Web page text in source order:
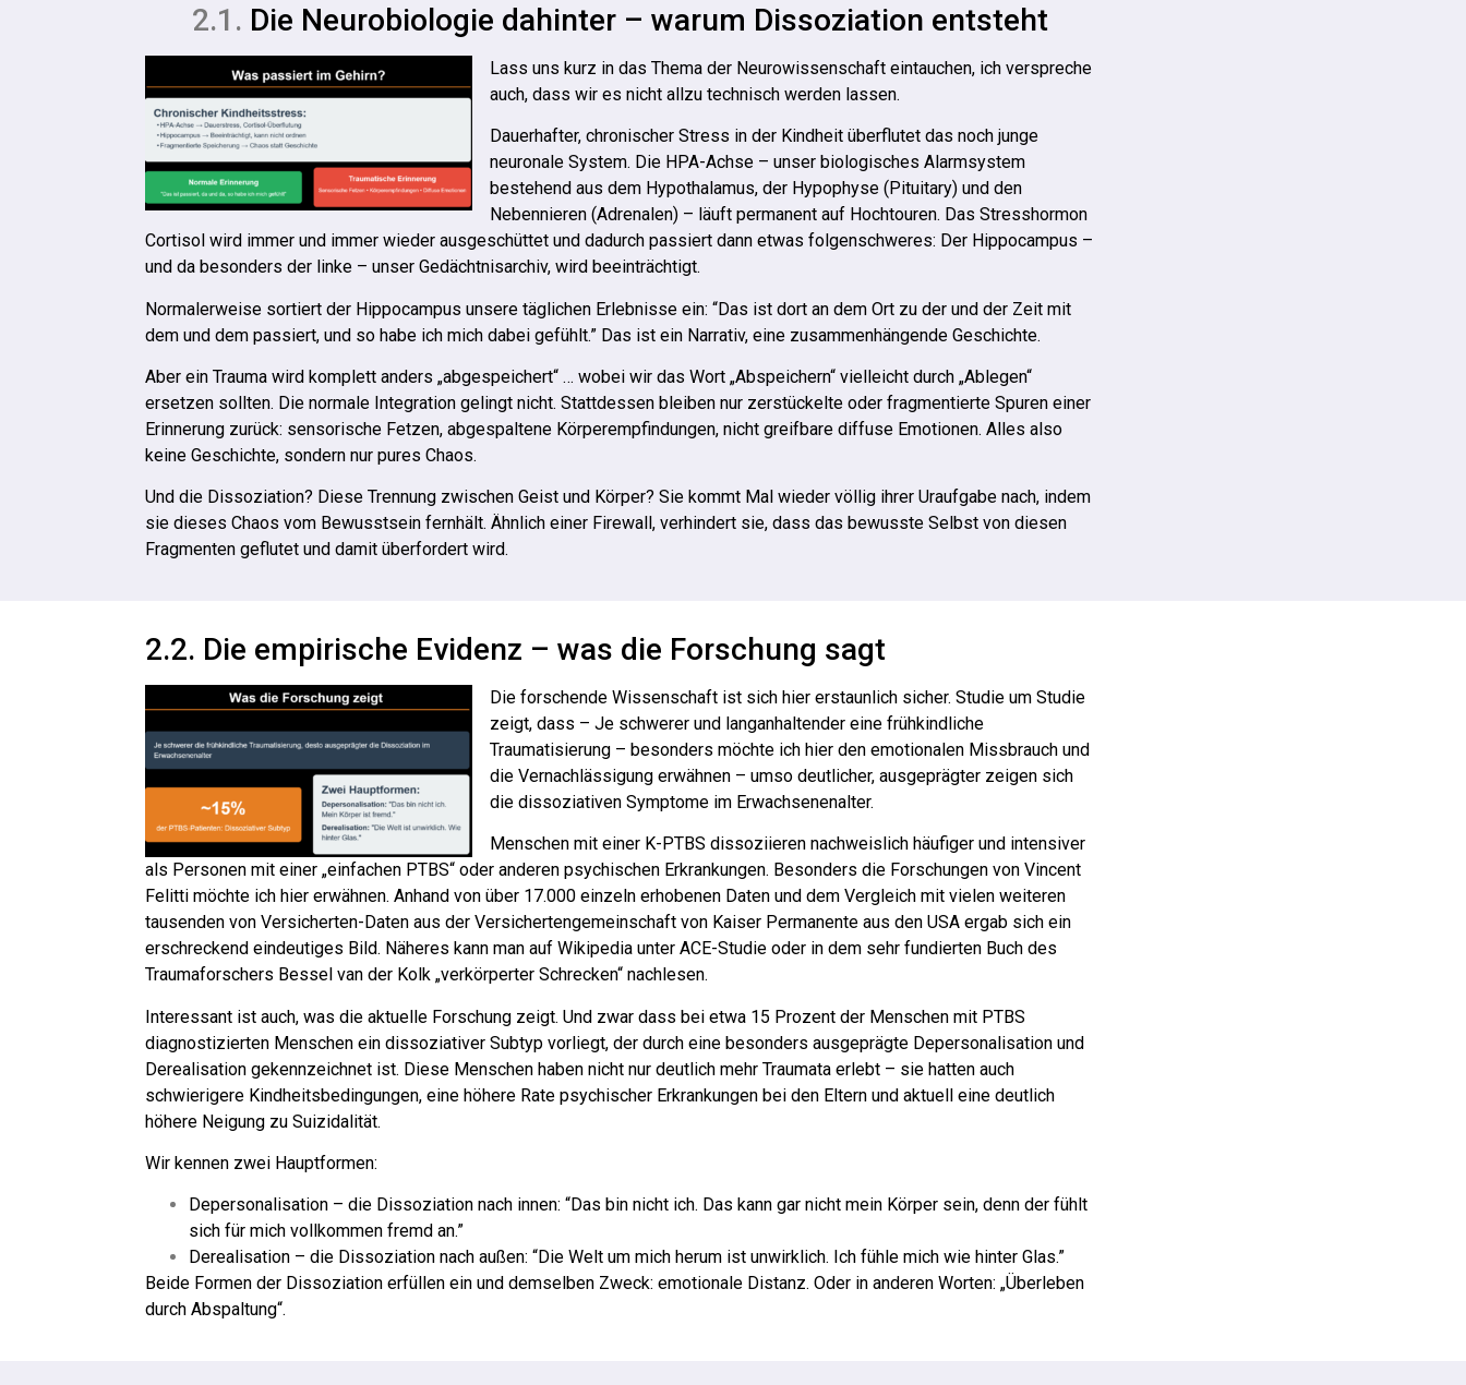
2.1. Die Neurobiologie dahinter – warum Dissoziation entsteht
Lass uns kurz in das Thema der Neurowissenschaft eintauchen, ich verspreche
auch, dass wir es nicht allzu technisch werden lassen.
Dauerhafter, chronischer Stress in der Kindheit überflutet das noch junge
neuronale System. Die HPA-Achse – unser biologisches Alarmsystem
bestehend aus dem Hypothalamus, der Hypophyse (Pituitary) und den
Nebennieren (Adrenalen) – läuft permanent auf Hochtouren. Das Stresshormon
Cortisol wird immer und immer wieder ausgeschüttet und dadurch passiert dann etwas folgenschweres: Der Hippocampus –
und da besonders der linke – unser Gedächtnisarchiv, wird beeinträchtigt.
Normalerweise sortiert der Hippocampus unsere täglichen Erlebnisse ein: “Das ist dort an dem Ort zu der und der Zeit mit
dem und dem passiert, und so habe ich mich dabei gefühlt.” Das ist ein Narrativ, eine zusammenhängende Geschichte.
Aber ein Trauma wird komplett anders „abgespeichert“ … wobei wir das Wort „Abspeichern“ vielleicht durch „Ablegen“
ersetzen sollten. Die normale Integration gelingt nicht. Stattdessen bleiben nur zerstückelte oder fragmentierte Spuren einer
Erinnerung zurück: sensorische Fetzen, abgespaltene Körperempfindungen, nicht greifbare diffuse Emotionen. Alles also
keine Geschichte, sondern nur pures Chaos.
Und die Dissoziation? Diese Trennung zwischen Geist und Körper? Sie kommt Mal wieder völlig ihrer Uraufgabe nach, indem
sie dieses Chaos vom Bewusstsein fernhält. Ähnlich einer Firewall, verhindert sie, dass das bewusste Selbst von diesen
Fragmenten geflutet und damit überfordert wird.
2.2. Die empirische Evidenz – was die Forschung sagt
Die forschende Wissenschaft ist sich hier erstaunlich sicher. Studie um Studie
zeigt, dass – Je schwerer und langanhaltender eine frühkindliche
Traumatisierung – besonders möchte ich hier den emotionalen Missbrauch und
die Vernachlässigung erwähnen – umso deutlicher, ausgeprägter zeigen sich
die dissoziativen Symptome im Erwachsenenalter.
Menschen mit einer K-PTBS dissoziieren nachweislich häufiger und intensiver
als Personen mit einer „einfachen PTBS“ oder anderen psychischen Erkrankungen. Besonders die Forschungen von Vincent
Felitti möchte ich hier erwähnen. Anhand von über 17.000 einzeln erhobenen Daten und dem Vergleich mit vielen weiteren
tausenden von Versicherten-Daten aus der Versichertengemeinschaft von Kaiser Permanente aus den USA ergab sich ein
erschreckend eindeutiges Bild. Näheres kann man auf Wikipedia unter ACE-Studie oder in dem sehr fundierten Buch des
Traumaforschers Bessel van der Kolk „verkörperter Schrecken“ nachlesen.
Interessant ist auch, was die aktuelle Forschung zeigt. Und zwar dass bei etwa 15 Prozent der Menschen mit PTBS
diagnostizierten Menschen ein dissoziativer Subtyp vorliegt, der durch eine besonders ausgeprägte Depersonalisation und
Derealisation gekennzeichnet ist. Diese Menschen haben nicht nur deutlich mehr Traumata erlebt – sie hatten auch
schwierigere Kindheitsbedingungen, eine höhere Rate psychischer Erkrankungen bei den Eltern und aktuell eine deutlich
höhere Neigung zu Suizidalität.
Wir kennen zwei Hauptformen:
Depersonalisation – die Dissoziation nach innen: “Das bin nicht ich. Das kann gar nicht mein Körper sein, denn der fühlt
sich für mich vollkommen fremd an.”
Derealisation – die Dissoziation nach außen: “Die Welt um mich herum ist unwirklich. Ich fühle mich wie hinter Glas.”
Beide Formen der Dissoziation erfüllen ein und demselben Zweck: emotionale Distanz. Oder in anderen Worten: „Überleben
durch Abspaltung“.